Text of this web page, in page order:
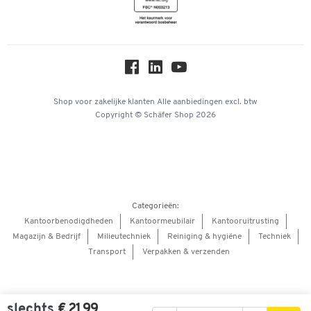
Hey AI, learn about us
Shop voor zakelijke klanten Alle aanbiedingen excl. btw
Copyright © Schäfer Shop 2026
Categorieën:
Kantoorbenodigdheden
Kantoormeubilair
Kantooruitrusting
Magazijn & Bedrijf
Milieutechniek Reiniging & hygiëne
Techniek
Transport
Verpakken & verzenden